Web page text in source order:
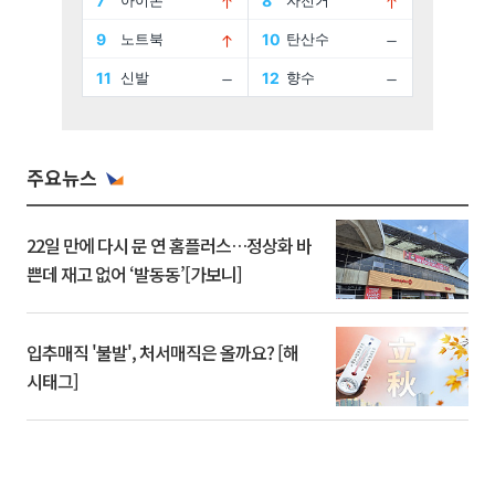
주요뉴스
22일 만에 다시 문 연 홈플러스…정상화 바
쁜데 재고 없어 ‘발동동’[가보니]
입추매직 '불발', 처서매직은 올까요? [해
시태그]